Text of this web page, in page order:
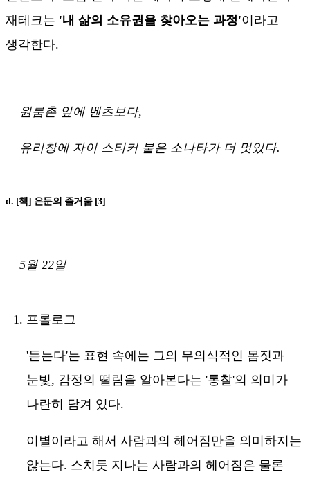
재테크는 '내 삶의 소유권을 찾아오는 과정'이라고
생각한다.
원룸촌 앞에 벤츠보다,
유리창에 자이 스티커 붙은 소나타가 더 멋있다.
d. [책] 은둔의 즐거움 [3]
5월 22일
프롤로그
'듣는다'는 표현 속에는 그의 무의식적인 몸짓과
눈빛, 감정의 떨림을 알아본다는 '통찰'의 의미가
나란히 담겨 있다.
이별이라고 해서 사람과의 헤어짐만을 의미하지는
않는다. 스치듯 지나는 사람과의 헤어짐은 물론